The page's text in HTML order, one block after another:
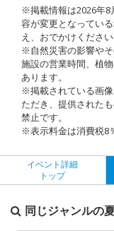
※掲載情報は2026年8
容が変更となってい
え、おでかけください
※自然災害の影響やそ
施設の営業時間、植
あります。
※掲載されている画
ただき、提供された
禁止です。
※表示料金は消費税8
イベント詳細
トップ
同じジャンルの